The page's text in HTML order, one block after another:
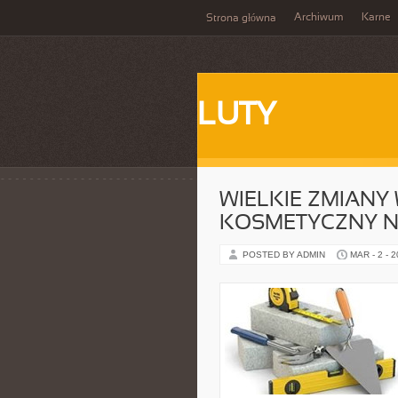
Strona główna Archiwum Karne
LUTY
WIELKIE ZMIANY
KOSMETYCZNY
POSTED BY ADMIN MAR - 2 -